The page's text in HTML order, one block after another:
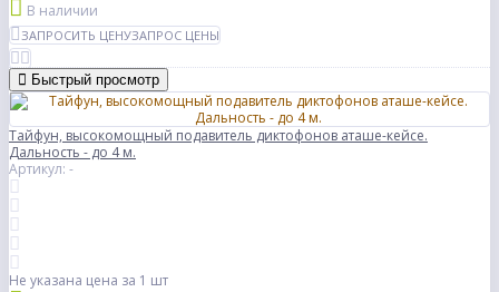
В наличии
ЗАПРОСИТЬ ЦЕНУЗАПРОС ЦЕНЫ
Быстрый просмотр
Тайфун, высокомощный подавитель диктофонов аташе-кейсе.
Дальность - до 4 м.
Артикул: -
Не указана цена за 1 шт